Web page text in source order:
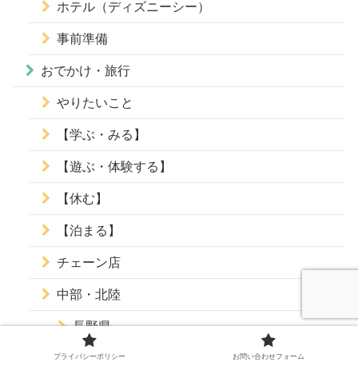
ホテル（ディズニーシー）
事前準備
おでかけ・旅行
やりたいこと
【学ぶ・みる】
【遊ぶ・体験する】
【休む】
【泊まる】
チェーン店
中部・北陸
長野県
軽井沢町
プライバシーポリシー お問い合わせフォーム